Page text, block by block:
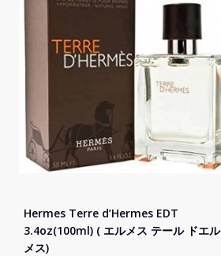
Hermes Terre d’Hermes EDT
3.4oz(100ml) ( エルメス テール ドエル
メス)